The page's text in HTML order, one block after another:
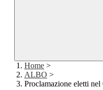
Home >
ALBO >
Proclamazione eletti